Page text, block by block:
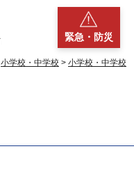
緊急・防災
小学校・中学校 > 小学校・中学校